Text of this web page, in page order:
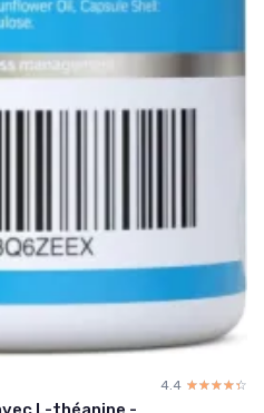
4.4 ☆☆☆☆☆
★★★★★